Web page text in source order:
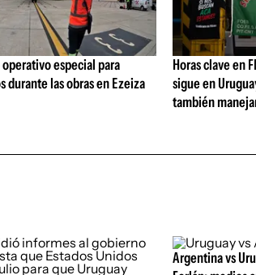
especial para
durante las obras en Ezeiza
Horas clave en
sigue en
también
Argentina vs